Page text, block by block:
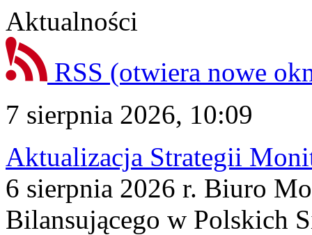
Aktualności
RSS (otwiera nowe
7 sierpnia 2026, 10:09
Aktualizacja Strategii
6 sierpnia 2026 r. Biuro
Bilansującego w Polskich